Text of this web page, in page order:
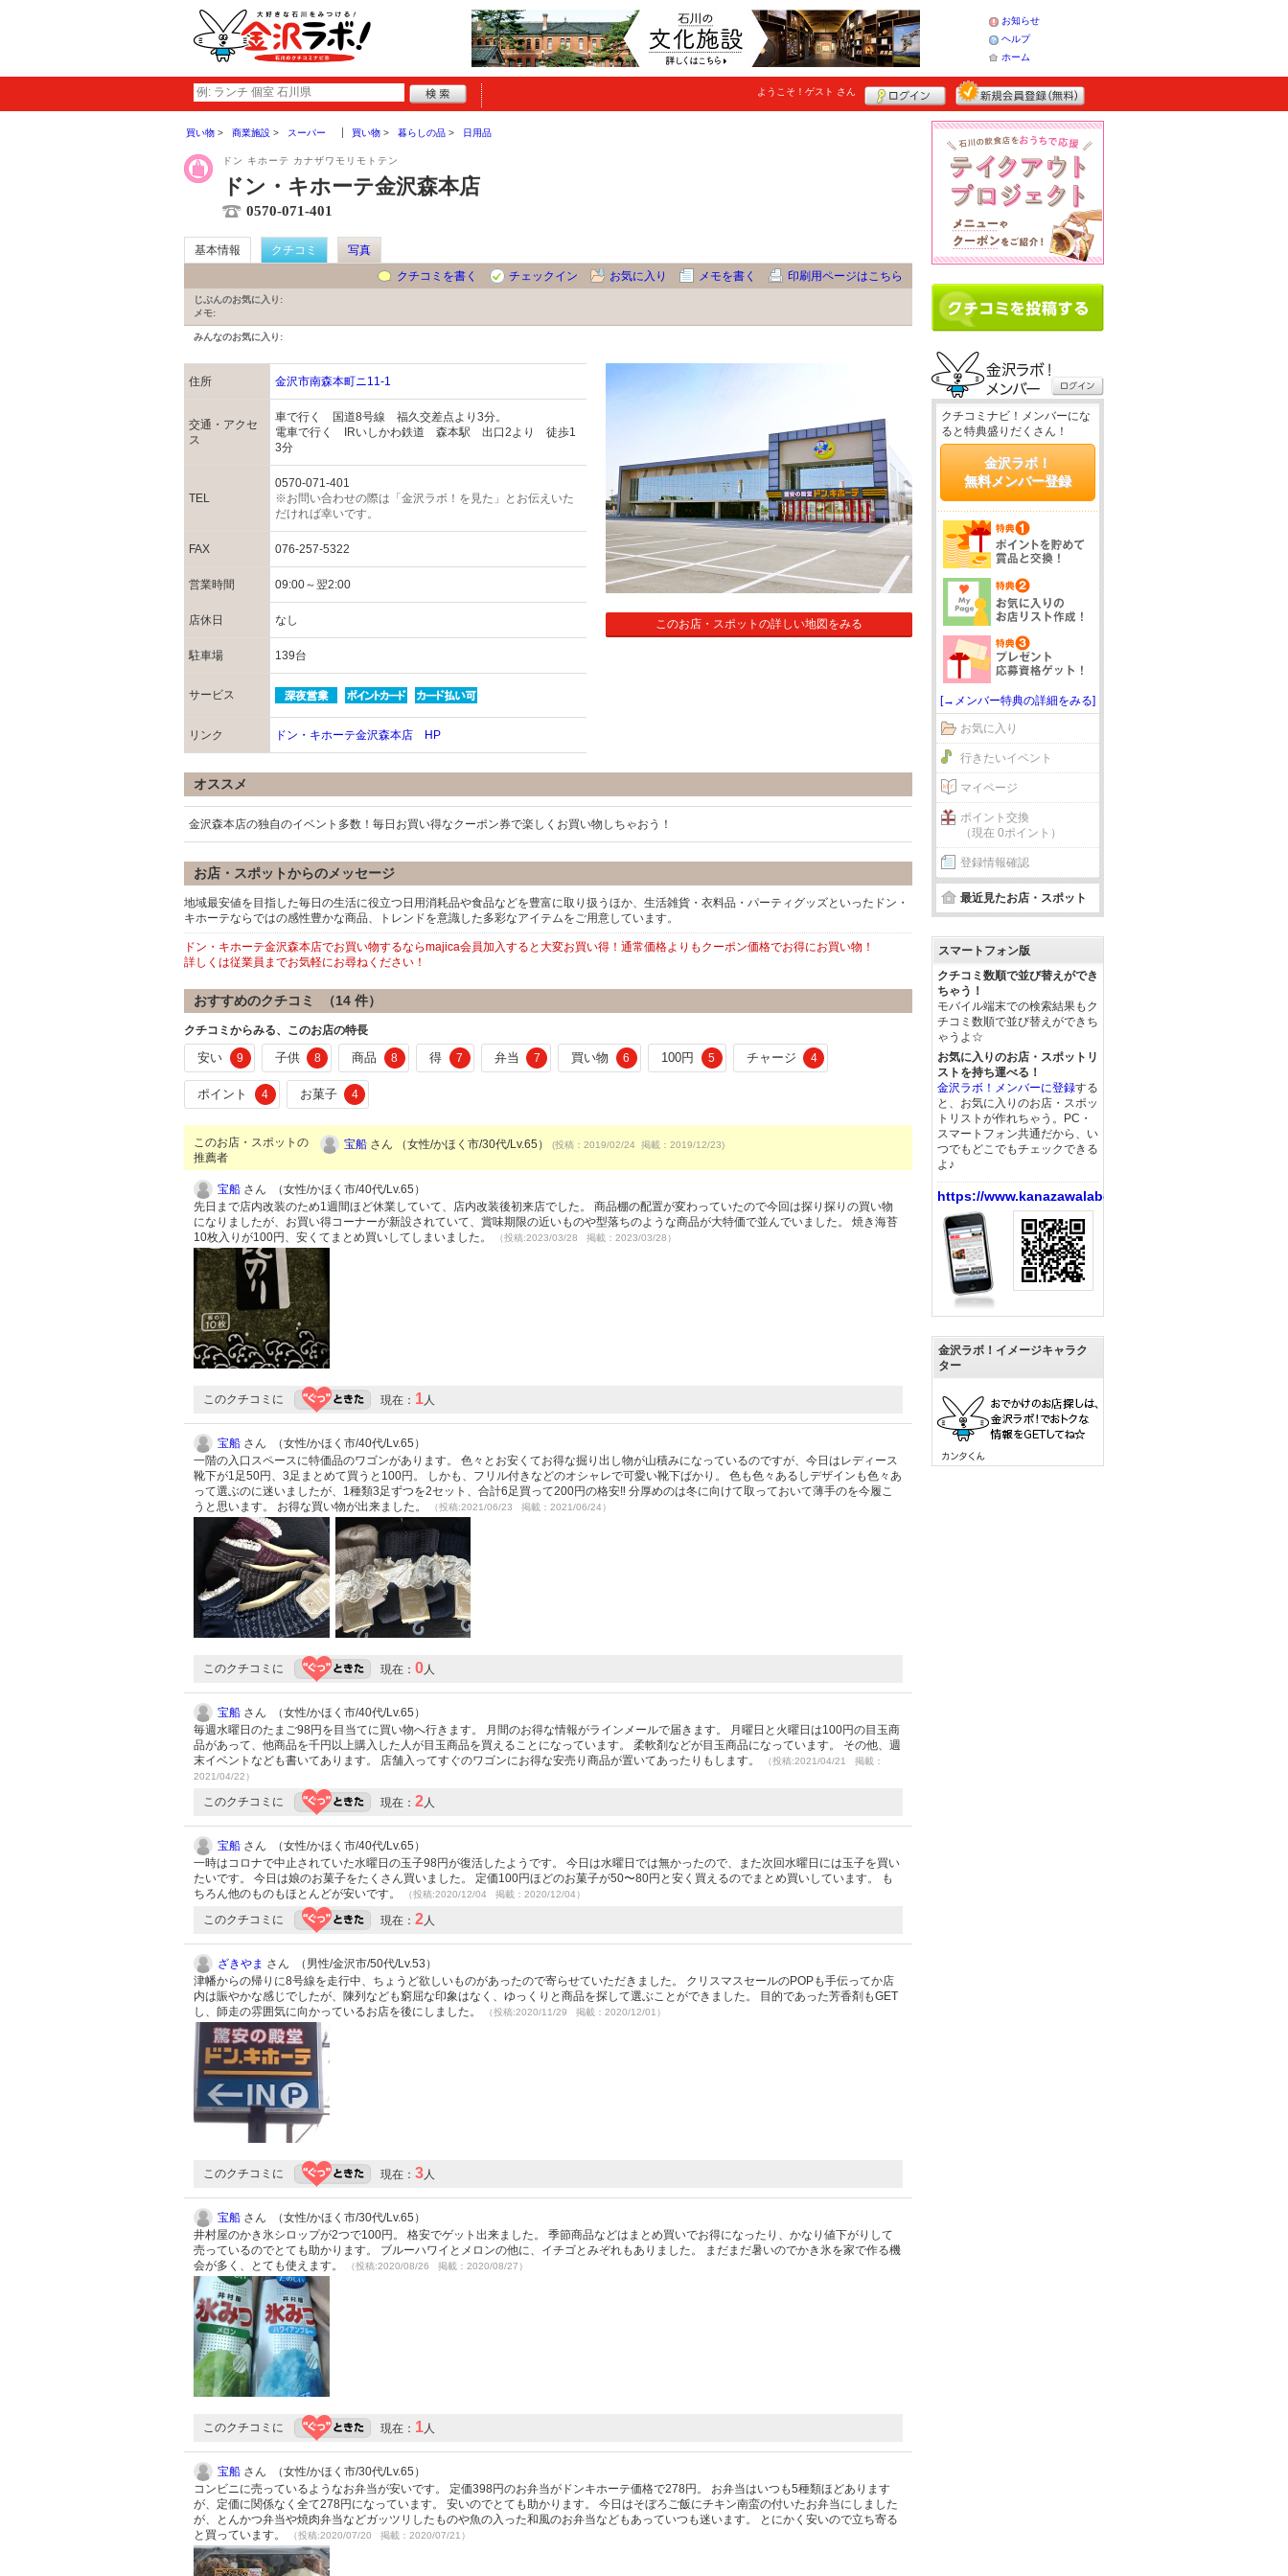
お知らせ
ヘルプ
ホーム
ようこそ！ ゲスト さん
買い物 商業施設 スーパー 買い物 暮らしの品 日用品
ドン キホーテ カナザワモリモトテン
ドン・キホーテ金沢森本店
0570-071-401
基本情報 クチコミ
写真
クチコミを書く
チェックイン お気に入り メモを書く 印刷用ページはこちら
じぶんのお気に入り:
メモ:
みんなのお気に入り:
住所 金沢市南森本町ニ11-1
交通・アクセ
ス
車で行く 国道8号線 福久交差点より3分。
電車で行く IRいしかわ鉄道 森本駅 出口2より 徒歩1
3分
TEL
0570-071-401
※お問い合わせの際は「金沢ラボ！を見た」とお伝えいた
だければ幸いです。
FAX 076-257-5322
営業時間 09:00～翌2:00
店休日 なし
駐車場 139台
サービス
リンク ドン・キホーテ金沢森本店 HP
このお店・スポットの詳しい地図をみる
オススメ
金沢森本店の独自のイベント多数！毎日お買い得なクーポン券で楽しくお買い物しちゃおう！
お店・スポットからのメッセージ
地域最安値を目指した毎日の生活に役立つ日用消耗品や食品などを豊富に取り扱うほか、生活雑貨・衣料品・パーティグッズといったドン・
キホーテならではの感性豊かな商品、トレンドを意識した多彩なアイテムをご用意しています。
ドン・キホーテ金沢森本店でお買い物するならmajica会員加入すると大変お買い得！通常価格よりもクーポン価格でお得にお買い物！
詳しくは従業員までお気軽にお尋ねください！
おすすめのクチコミ （14 件）
クチコミからみる、このお店の特長
安い 9 子供 8 商品 8 得 7 弁当 7 買い物 6 100円 5 チャージ 4
ポイント 4 お菓子 4
このお店・スポットの
推薦者
宝船 さん （女性/かほく市/30代/Lv.65） (投稿：2019/02/24 掲載：2019/12/23)
宝船 さん （女性/かほく市/40代/Lv.65）
先日まで店内改装のため1週間ほど休業していて、店内改装後初来店でした。 商品棚の配置が変わっていたので今回は探り探りの買い物
になりましたが、お買い得コーナーが新設されていて、賞味期限の近いものや型落ちのような商品が大特価で並んでいました。 焼き海苔
10枚入りが100円、安くてまとめ買いしてしまいました。
（投稿:2023/03/28 掲載：2023/03/28）
このクチコミに 現在： 1人
宝船 さん （女性/かほく市/40代/Lv.65）
一階の入口スペースに特価品のワゴンがあります。 色々とお安くてお得な掘り出し物が山積みになっているのですが、今日はレディース
靴下が1足50円、3足まとめて買うと100円。 しかも、フリル付きなどのオシャレで可愛い靴下ばかり。 色も色々あるしデザインも色々あ
って選ぶのに迷いましたが、1種類3足ずつを2セット、合計6足買って200円の格安‼︎ 分厚めのは冬に向けて取っておいて薄手のを今履こ
うと思います。 お得な買い物が出来ました。
（投稿:2021/06/23 掲載：2021/06/24）
このクチコミに 現在： 0人
宝船 さん （女性/かほく市/40代/Lv.65）
毎週水曜日のたまご98円を目当てに買い物へ行きます。 月間のお得な情報がラインメールで届きます。 月曜日と火曜日は100円の目玉商
品があって、他商品を千円以上購入した人が目玉商品を買えることになっています。 柔軟剤などが目玉商品になっています。 その他、週
末イベントなども書いてあります。 店舗入ってすぐのワゴンにお得な安売り商品が置いてあったりもします。
（投稿:2021/04/21 掲載：
2021/04/22）
このクチコミに 現在： 2人
宝船 さん （女性/かほく市/40代/Lv.65）
一時はコロナで中止されていた水曜日の玉子98円が復活したようです。 今日は水曜日では無かったので、また次回水曜日には玉子を買い
たいです。 今日は娘のお菓子をたくさん買いました。 定価100円ほどのお菓子が50〜80円と安く買えるのでまとめ買いしています。 も
ちろん他のものもほとんどが安いです。
（投稿:2020/12/04 掲載：2020/12/04）
このクチコミに 現在： 2人
ざきやま さん （男性/金沢市/50代/Lv.53）
津幡からの帰りに8号線を走行中、ちょうど欲しいものがあったので寄らせていただきました。 クリスマスセールのPOPも手伝ってか店
内は賑やかな感じでしたが、陳列なども窮屈な印象はなく、ゆっくりと商品を探して選ぶことができました。 目的であった芳香剤もGET
し、師走の雰囲気に向かっているお店を後にしました。
（投稿:2020/11/29 掲載：2020/12/01）
このクチコミに 現在： 3人
宝船 さん （女性/かほく市/30代/Lv.65）
井村屋のかき氷シロップが2つで100円。 格安でゲット出来ました。 季節商品などはまとめ買いでお得になったり、かなり値下がりして
売っているのでとても助かります。 ブルーハワイとメロンの他に、イチゴとみぞれもありました。 まだまだ暑いのでかき氷を家で作る機
会が多く、とても使えます。
（投稿:2020/08/26 掲載：2020/08/27）
このクチコミに 現在： 1人
宝船 さん （女性/かほく市/30代/Lv.65）
コンビニに売っているようなお弁当が安いです。 定価398円のお弁当がドンキホーテ価格で278円。 お弁当はいつも5種類ほどあります
が、定価に関係なく全て278円になっています。 安いのでとても助かります。 今日はそぼろご飯にチキン南蛮の付いたお弁当にしました
が、とんかつ弁当や焼肉弁当などガッツリしたものや魚の入った和風のお弁当などもあっていつも迷います。 とにかく安いので立ち寄る
と買っています。
（投稿:2020/07/20 掲載：2020/07/21）
クチコミナビ！メンバーにな
ると特典盛りだくさん！
金沢ラボ！
無料メンバー登録
[→メンバー特典の詳細をみる]
お気に入り
行きたいイベント
マイページ
ポイント交換
（現在 0ポイント）
登録情報確認
最近見たお店・スポット
スマートフォン版
クチコミ数順で並び替えができ
ちゃう！
モバイル端末での検索結果もク
チコミ数順で並び替えができち
ゃうよ☆
お気に入りのお店・スポットリ
ストを持ち運べる！
金沢ラボ！メンバーに登録する
と、お気に入りのお店・スポッ
トリストが作れちゃう。PC・
スマートフォン共通だから、い
つでもどこでもチェックできる
よ♪
https://www.kanazawalabo.net/
金沢ラボ！イメージキャラク
ター